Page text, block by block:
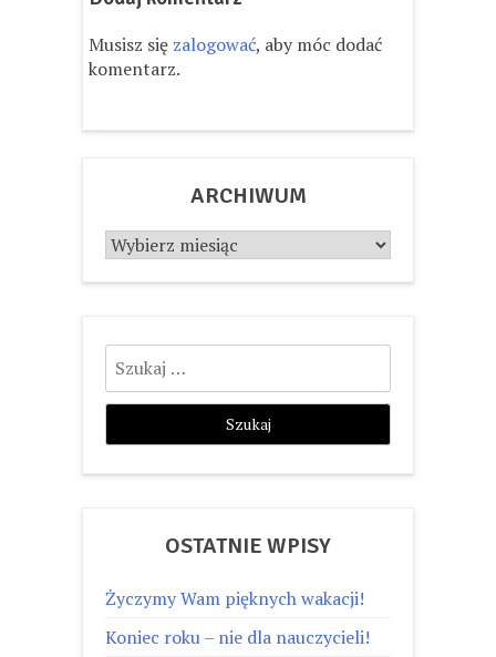
Musisz się zalogować, aby móc dodać
komentarz.
ARCHIWUM
Archiwum
Szukaj:
OSTATNIE WPISY
Życzymy Wam pięknych wakacji!
Koniec roku – nie dla nauczycieli!